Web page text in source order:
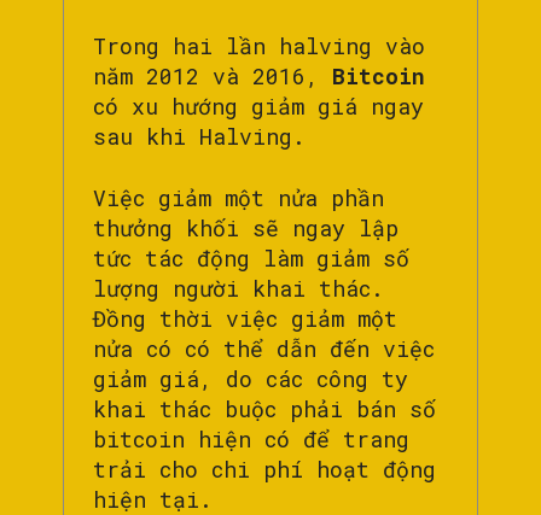
Trong hai lần halving vào
năm 2012 và 2016, Bitcoin
có xu hướng giảm giá ngay
sau khi Halving.
Việc giảm một nửa phần
thưởng khối sẽ ngay lập
tức tác động làm giảm số
lượng người khai thác.
Đồng thời việc giảm một
nửa có có thể dẫn đến việc
giảm giá, do các công ty
khai thác buộc phải bán số
bitcoin hiện có để trang
trải cho chi phí hoạt động
hiện tại.